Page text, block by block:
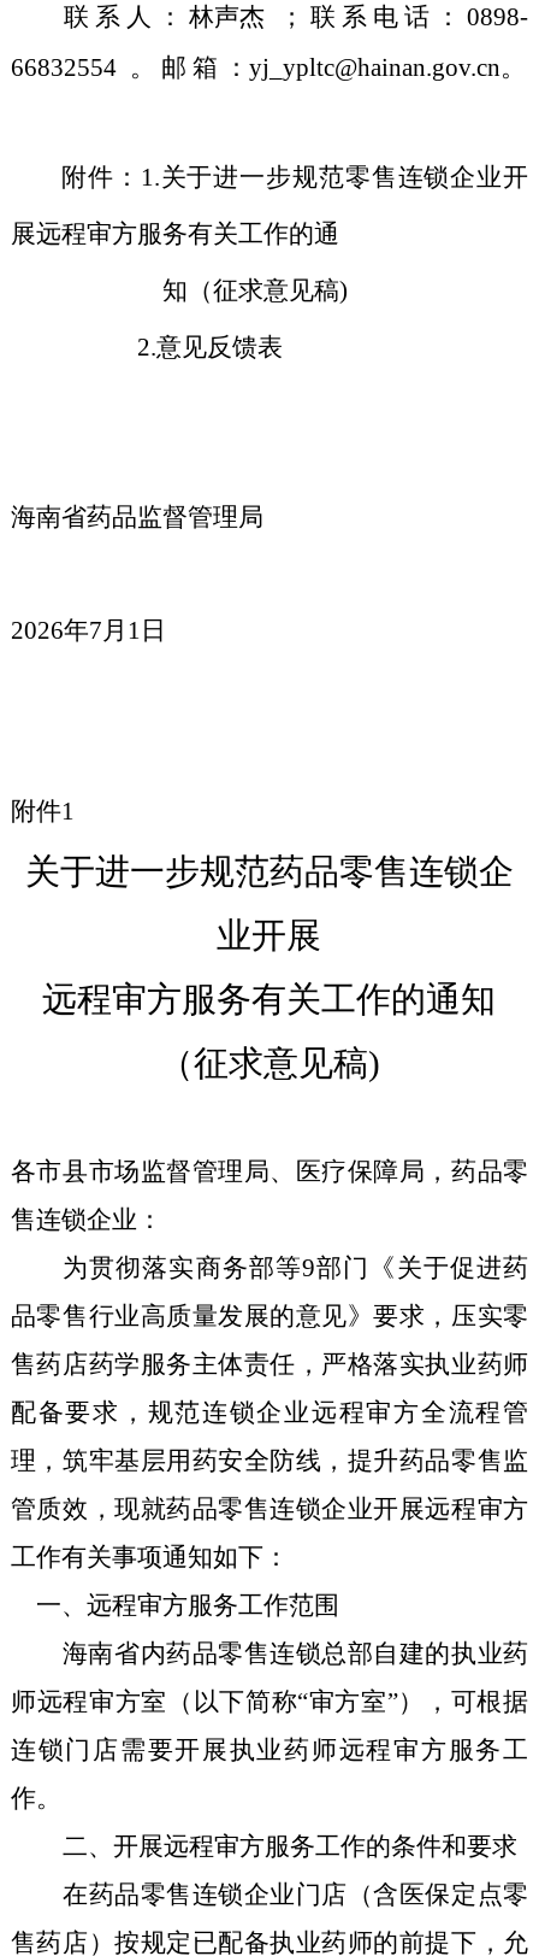
联 系 人 ：林声杰 ； 联 系 电 话 ： 0898-
66832554。 邮 箱 ： yj_ypltc@hainan.gov.cn。
附件：1.关于进一步规范零售连锁企业开
展远程审方服务有关工作的通
知（征求意见稿)
2.意见反馈表
海南省药品监督管理局
2026年7 月 1 日
附件1
关于进一步规范药品零售连锁企
业开展
远程审方服务有关工作的通知
（征求意见稿)
各市县市场监督管理局、医疗保障局，药品零
售连锁企业：
为贯彻落实商务部等9部门《关于促进药
品零售行业高质量发展的意见》要求，压实零
售药店药学服务主体责任，严格落实执业药师
配备要求，规范连锁企业远程审方全流程管
理，筑牢基层用药安全防线，提升药品零售监
管质效，现就药品零售连锁企业开展远程审方
工作有关事项通知如下：
一、远程审方服务工作范围
海南省内药品零售连锁总部自建的执业药
师远程审方室 （以下简称“审方室”），可根据
连锁门店需要开展执业药师远程审方服务工
作。
二、开展远程审方服务工作的条件和要求
在药品零售连锁企业门店 （含医保定点零
售药店）按规定 已配备执业药师的前提下， 允